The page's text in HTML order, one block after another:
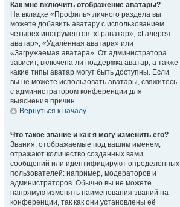
Как мне включить отображение аватары?
На вкладке «Профиль» личного раздела вы
можете добавить аватару с использованием
четырёх инструментов: «Граватар», «Галерея
аватар», «Удалённая аватара» или
«Загружаемая аватара». От администратора
зависит, включена ли поддержка аватар, а также
какие типы аватар могут быть доступны. Если
вы не можете использовать аватары, свяжитесь
с администратором конференции для
выяснения причин.
Вернуться к началу
Что такое звание и как я могу изменить его?
Звания, отображаемые под вашим именем,
отражают количество созданных вами
сообщений или идентифицируют определённых
пользователей: например, модераторов и
администраторов. Обычно вы не можете
напрямую изменять наименования званий на
конференции, так как они установлены её